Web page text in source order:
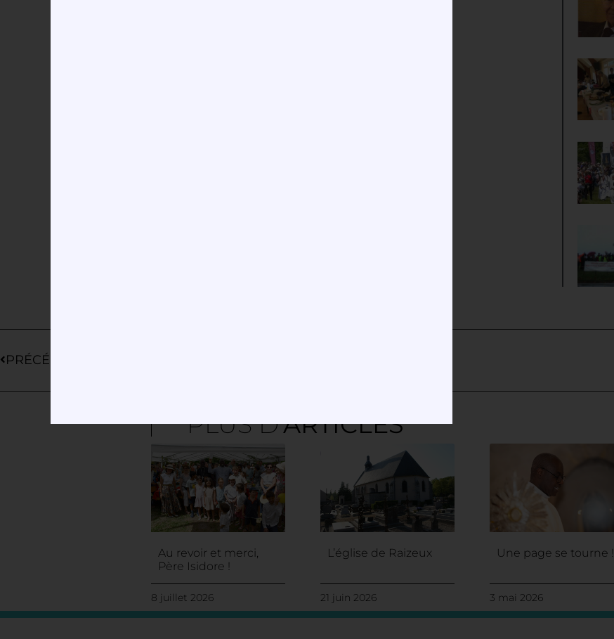
PRÉCÉDENT
PLUS D'ARTICLES
Au revoir et merci,
Père Isidore !
8 juillet 2026
L’église de Raizeux
21 juin 2026
Une page se tourne !
3 mai 2026